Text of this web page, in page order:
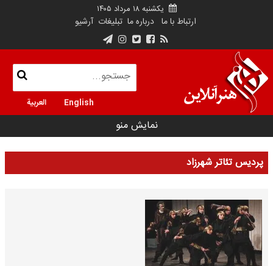
یکشنبه ۱۸ مرداد ۱۴۰۵
ارتباط با ما درباره ما تبلیغات آرشیو
English العربية
نمایش منو
پردیس تئاتر شهرزاد